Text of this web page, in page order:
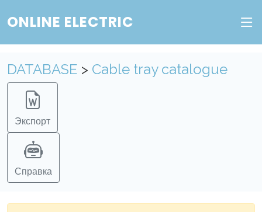
ONLINE ELECTRIC
DATABASE > Cable tray catalogue
Экспорт
Справка